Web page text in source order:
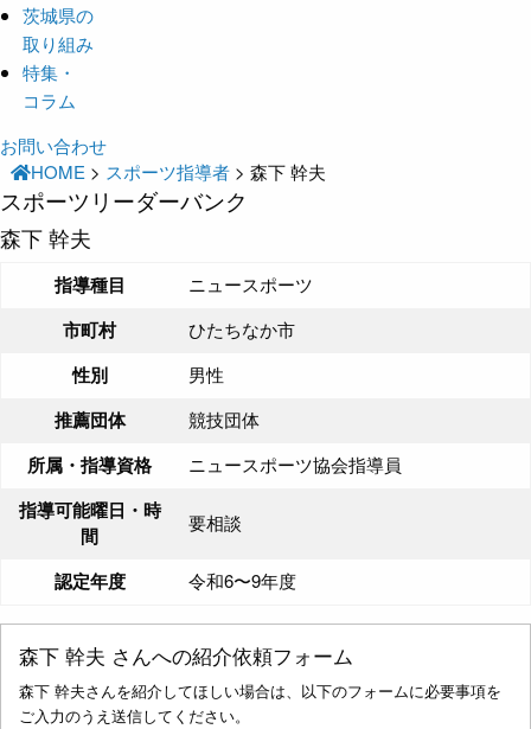
茨城県の
取り組み
特集・
コラム
お問い合わせ
HOME > スポーツ指導者 >森下 幹夫
スポーツリーダーバンク
森下 幹夫
指導種目 ニュースポーツ
市町村 ひたちなか市
性別 男性
推薦団体 競技団体
所属・指導資格 ニュースポーツ協会指導員
指導可能曜日・時
間
要相談
認定年度 令和6〜9年度
森下 幹夫 さんへの紹介依頼フォーム
森下 幹夫さんを紹介してほしい場合は、以下のフォームに必要事項を
ご入力のうえ送信してください。